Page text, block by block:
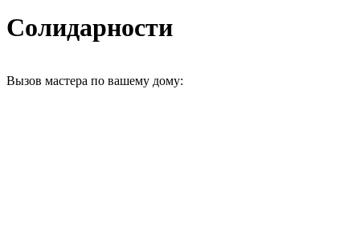
Солидарности
Вызов мастера по вашему дому: